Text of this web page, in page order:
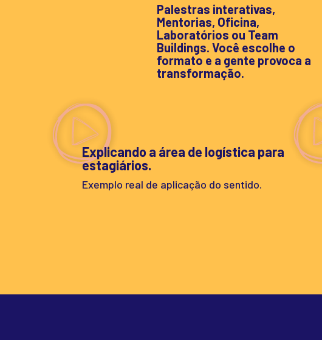
Palestras interativas,
Mentorias, Oficina,
Laboratórios ou Team
Buildings. Você escolhe o
formato e a gente provoca a
transformação.
Explicando a área de logística para
estagiários.
Exemplo real de aplicação do sentido.